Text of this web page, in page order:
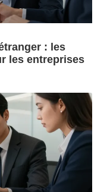
: les
les entreprises